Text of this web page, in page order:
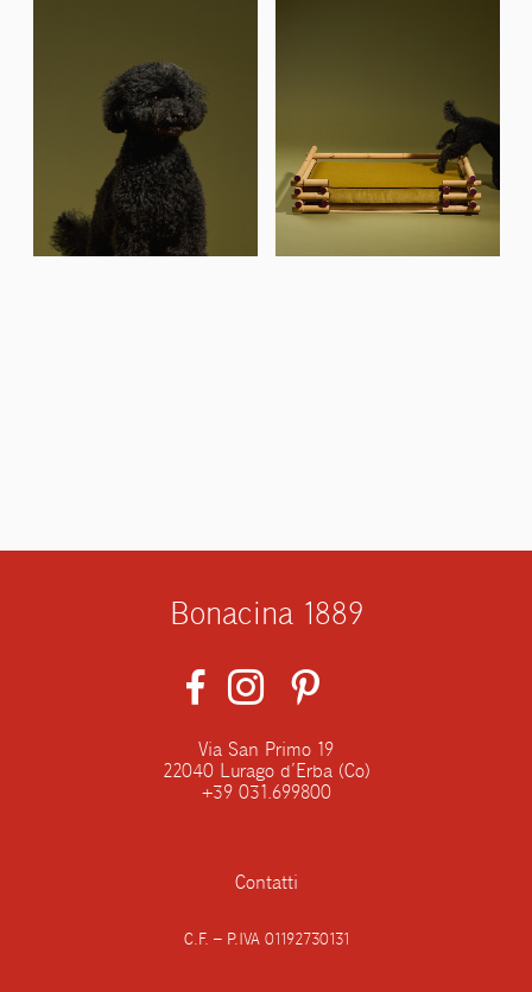
Bonacina 1889
Via San Primo 19
22040 Lurago d’Erba (Co)
+39 031.699800
Contatti
C.F. – P.IVA 01192730131